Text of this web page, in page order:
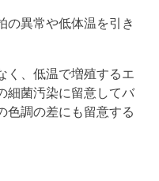
の異常や低体温を引き
く、低温で増殖するエ
細菌汚染に留意してバ
色調の差にも留意する